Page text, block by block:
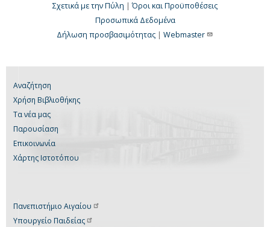
Σχετικά με την Πύλη |Όροι και Προϋποθέσεις
Προσωπικά Δεδομένα
Δήλωση προσβασιμότητας | Webmaster
Αναζήτηση
Χρήση Βιβλιοθήκης
Τα νέα μας
Παρουσίαση
Επικοινωνία
Χάρτης Ιστοτόπου
Πανεπιστήμιο Αιγαίου
Υπουργείο Παιδείας